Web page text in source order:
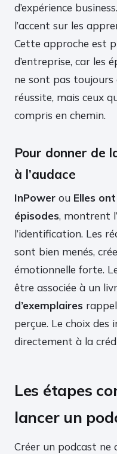
d’expérience
l’accent sur les
Cette approche est
d’entreprise, car les
ne sont pas toujours
réussite, mais ceux
compris en chemin.
Pour donner de
à l’audace
InPower ou Elles
épisodes, montrent
l’identification. Les
sont bien menés,
émotionnelle forte.
être associée à un
d’exemplaires
perçue. Le choix des
directement à la
Les étapes
lancer un
Créer un podcast ne